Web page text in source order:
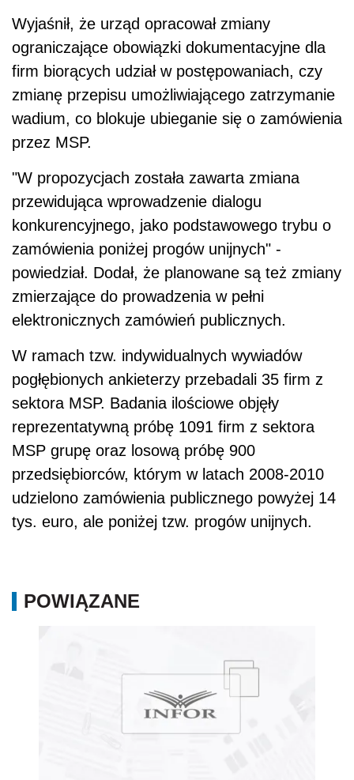
Wyjaśnił, że urząd opracował zmiany
ograniczające obowiązki dokumentacyjne dla
firm biorących udział w postępowaniach, czy
zmianę przepisu umożliwiającego zatrzymanie
wadium, co blokuje ubieganie się o zamówienia
przez MSP.
"W propozycjach została zawarta zmiana
przewidująca wprowadzenie dialogu
konkurencyjnego, jako podstawowego trybu o
zamówienia poniżej progów unijnych" -
powiedział. Dodał, że planowane są też zmiany
zmierzające do prowadzenia w pełni
elektronicznych zamówień publicznych.
W ramach tzw. indywidualnych wywiadów
pogłębionych ankieterzy przebadali 35 firm z
sektora MSP. Badania ilościowe objęły
reprezentatywną próbę 1091 firm z sektora
MSP grupę oraz losową próbę 900
przedsiębiorców, którym w latach 2008-2010
udzielono zamówienia publicznego powyżej 14
tys. euro, ale poniżej tzw. progów unijnych.
POWIĄZANE